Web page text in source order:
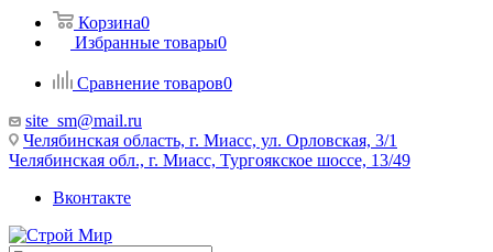
Корзина0
Избранные товары0
Сравнение товаров0
site_sm@mail.ru
Челябинская область, г. Миасс, ул. Орловская, 3/1
Челябинская обл., г. Миасс, Тургоякское шоссе, 13/49
Вконтакте